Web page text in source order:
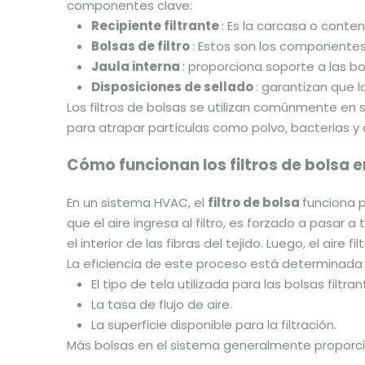
componentes clave:
Recipiente filtrante: Es la carcasa o
Bolsas de filtro: Estos son los
Jaula interna : proporciona soporte a las
Disposiciones de sellado: garantizan que
Los filtros de bolsas se utilizan comúnmente en
para atrapar partículas como polvo, bacterias
Cómo funcionan los filtros de bolsa
En un sistema HVAC, el filtro de bolsa funciona
que el aire ingresa al filtro, es forzado a pasar
el interior de las fibras del tejido. Luego, el aire
La eficiencia de este proceso está
El tipo de tela utilizada para las bolsas
La tasa de flujo de aire.
La superficie disponible para la filtración.
Más bolsas en el sistema generalmente